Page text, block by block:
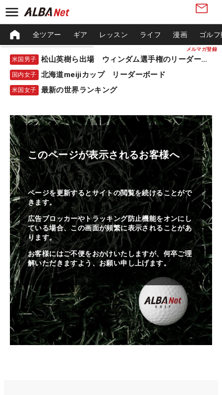
メルマガ登録
全ツアー ギア レッスン ライフ 漫画 ゴル
米国男子 松山英樹ら出場 ウィンダム選手権のリーダーボード
国内女子 北海道meijiカップ リーダーボード
米国女子 最新の世界ランキング
このページが表示されるお客様へ
ページを更新するとサイトの閲覧を続けることがで
きます。
広告ブロッカーやトラッキング防止機能をオンにし
ている場合、この画面が頻繁に表示されることがあ
ります。
お客様にはご不便をおかけいたしますが、何卒ご理
解いただきますよう、お願い申し上げます。